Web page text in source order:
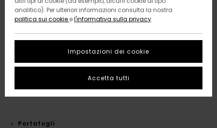
Portafogli
analitico). Per ulteriori informazioni consulta la nostra
politica sui cookie el'informativa sulla privacy.
Impostazioni dei cookie
Accetta tutti